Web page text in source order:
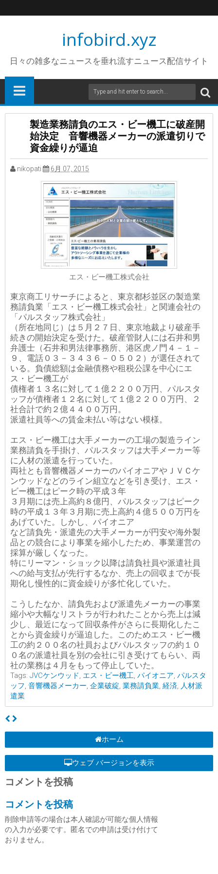
infobird.xyz
日々の雑多なニュースを垂れ流すニュース配信サイト
製造業務請負のエス・ビー機工に破産開
始決定 音響機器メーカーの派遣切りで
資金繰りが逼迫
nikopati 6月 07, 2015
エス・ビー機工株式会社
東京商工リサーチによると、東京都杉並区の製造業
務請負業「エス・ビー機工株式会社」と関連会社の
「パルスタッフ株式会社」
（所在地同じ）は５月２７日、東京地裁より破産手
続きの開始決定を受けた。破産管財人には石井和男
弁護士（石井和男法律事務所、港区虎ノ門４－１－
９、電話０３－３４３６－０５０２）が選任されて
いる。負債総額は金融債務や租税公課を中心にエ
ス・ビー機工が
債権者１３名に対して１億２２００万円、パルスタ
ッフが債権者１２名に対して１億２２００万円、２
社合計で約２億４４００万円。
派遣社員等への賃金未払い等はない模様。
エス・ビー機工は大手メーカーの工場の製造ライン
業務請負を手掛け、パルスタッフは大手メーカー等
に人材の派遣を行っていた。
両社とも音響機器メーカーのパイオニアやＪＶＣケ
ンウッドなどのライン組立などを引き受け、エス・
ビー機工はピーク時の平成３年
３月期には売上高約８億円、パルスタッフはピーク
時の平成１３年３月期に売上高約４億５００万円を
あげていた。しかし、パイオニア
など請負先・派遣先の大手メーカーが円安や海外製
品との競合により事業を縮小したため、事業運営の
採算が厳しくなった。
特にリーマン・ショック以降は請負社員や派遣社員
への給与支払が先行するなか、売上の回収までが長
期化し慢性的に資金繰りが多忙化していた。
こうしたなか、請負先および派遣先メーカーの事業
縮小や大幅なリストラが行われたことから売上は減
少し、最近になって回収条件がさらに長期化したこ
とから資金繰りが逼迫した。このためエス・ビー機
工の約２００名の社員およびパルスタッフの約１０
０名の派遣社員を別の会社に引き受けてもらい、両
社の業務は４月をもって停止していた。
Tags: JVCケンウッド, エス・ビー機工, パイオニア, パルスタ
ッフ, 音響機器メーカー, 企業破綻, 業務請負業, 経済, 人材派
遣業
ホーム
ウェブ バージョンを表示
コメントを投稿
コメントを投稿
削除申請等の場合は本人確認が可能な個人情報
の入力が必要です。匿名での申請は受け付けて
おりません。